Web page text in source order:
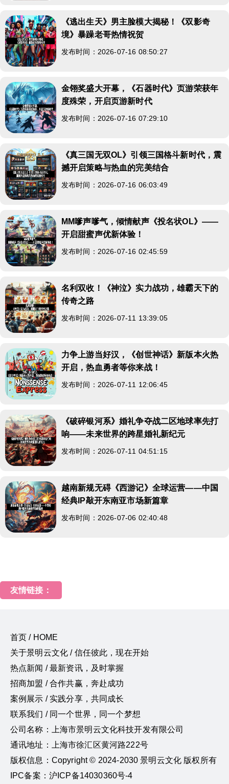
《逃出生天》男主脸模大揭秘！《双影奇
境》暴躁老哥热情祝贺
发布时间：2026-07-16 08:50:27
金翎奖盛大开幕，《石器时代》页游荣获年
度殊荣，开启页游新时代
发布时间：2026-07-16 07:29:10
《真三国无双OL》引领三国格斗新时代，震
撼开启策略与热血的完美结合
发布时间：2026-07-16 06:03:49
MM嗲声嗲气，倾情献声《投名状OL》——
开启甜蜜声优新体验！
发布时间：2026-07-16 02:45:59
名利双收！《神泣》实力战功，雄霸天下的
传奇之路
发布时间：2026-07-11 13:39:05
力争上游当好汉，《创世神话》新版本火热
开启，热血勇者等你来战！
发布时间：2026-07-11 12:06:45
《破碎银河系》婚礼争夺战二区地球率先打
响——未来世界的跨星婚礼新纪元
发布时间：2026-07-11 04:51:15
越南新规无碍《西游记》全球运营——中国
经典IP敲开东南亚市场新篇章
发布时间：2026-07-06 02:40:48
友情链接：
首页 / HOME
关于景明云文化 / 信任彼此，现在开始
热点新闻 / 最新资讯，及时掌握
招商加盟 / 合作共赢，奔赴成功
案例展示 / 实践分享，共同成长
联系我们 / 同一个世界，同一个梦想
公司名称：上海市景明云文化科技开发有限公司
通讯地址：上海市徐汇区黄河路222号
版权信息：Copyright © 2024-2030 景明云文化 版权所有
IPC备案：沪ICP备14030360号-4